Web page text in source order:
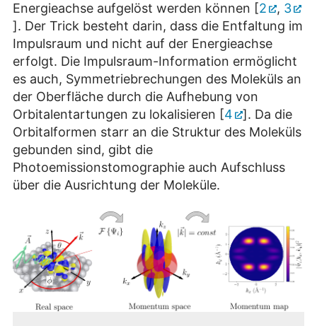
Energieachse aufgelöst werden können [2 , 3
]. Der Trick besteht darin, dass die Entfaltung im
Impulsraum und nicht auf der Energieachse
erfolgt. Die Impulsraum-Information ermöglicht
es auch, Symmetriebrechungen des Moleküls an
der Oberfläche durch die Aufhebung von
Orbitalentartungen zu lokalisieren [4
]. Da die
Orbitalformen starr an die Struktur des Moleküls
gebunden sind, gibt die
Photoemissionstomographie auch Aufschluss
über die Ausrichtung der Moleküle.